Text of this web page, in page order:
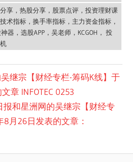
享，热股分享，股票点评，投资理财课
术指标，换手率指标，主力资金指标，
器，选股APP，吴老师，KCGOH， 投
继宗【财经专栏-筹码K线】于
章 INFOTEC 0253
和星洲网的吴继宗【财经专
月26日发表的文章：